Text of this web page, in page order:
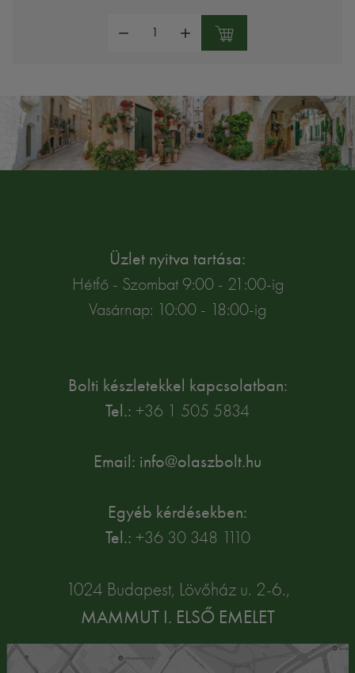
Üzlet nyitva tartása:
Hétfő - Szombat 9:00 - 21:00-ig
Vasárnap: 10:00 - 18:00-ig
Bolti készletekkel kapcsolatban:
Tel.: +36 1 505 5834
Email: info@olaszbolt.hu
Egyéb kérdésekben:
Tel.: +36 30 348 1110
1024 Budapest, Lövőház u. 2-6.,
MAMMUT I. ELSŐ EMELET